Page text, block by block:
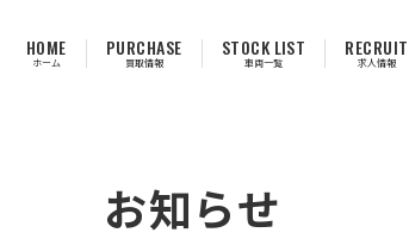
HOME
ホーム
PURCHASE
買取情報
STOCK LIST
車両一覧
RECRUIT
求人情報
お知らせ